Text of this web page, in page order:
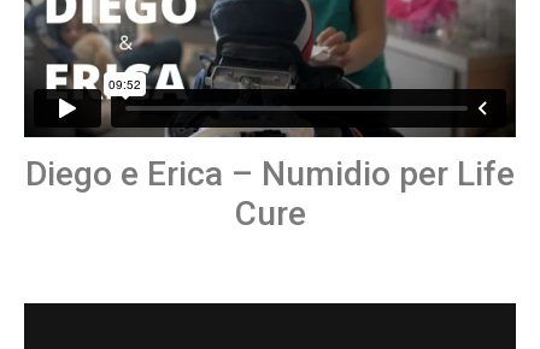
Diego e Erica – Numidio per Life
Cure